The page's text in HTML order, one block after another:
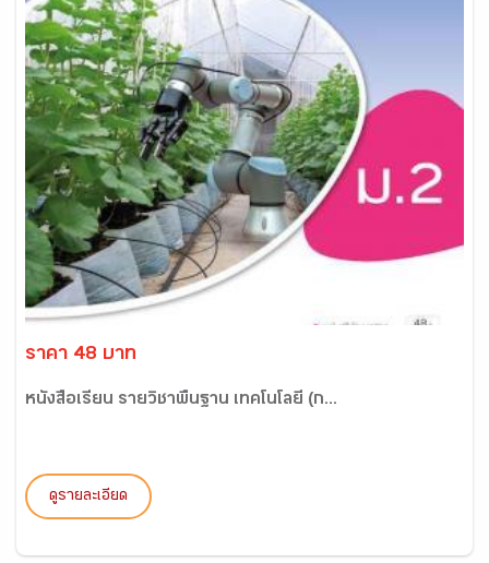
ราคา 48 บาท
หนังสือเรียน รายวิชาพื้นฐาน เทคโนโลยี (ก...
ดูรายละเอียด